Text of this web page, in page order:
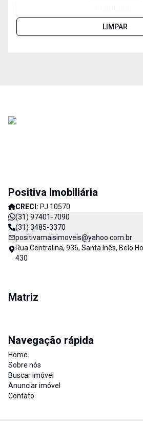
LIMPAR
Positiva Imobiliária
CRECI: PJ 10570
(31) 97401-7090
(31) 3485-3370
positivamaisimoveis@yahoo.com.br
Rua Centralina, 936, Santa Inês, Belo
430
Matriz
Navegação rápida
Home
Sobre nós
Buscar imóvel
Anunciar imóvel
Contato